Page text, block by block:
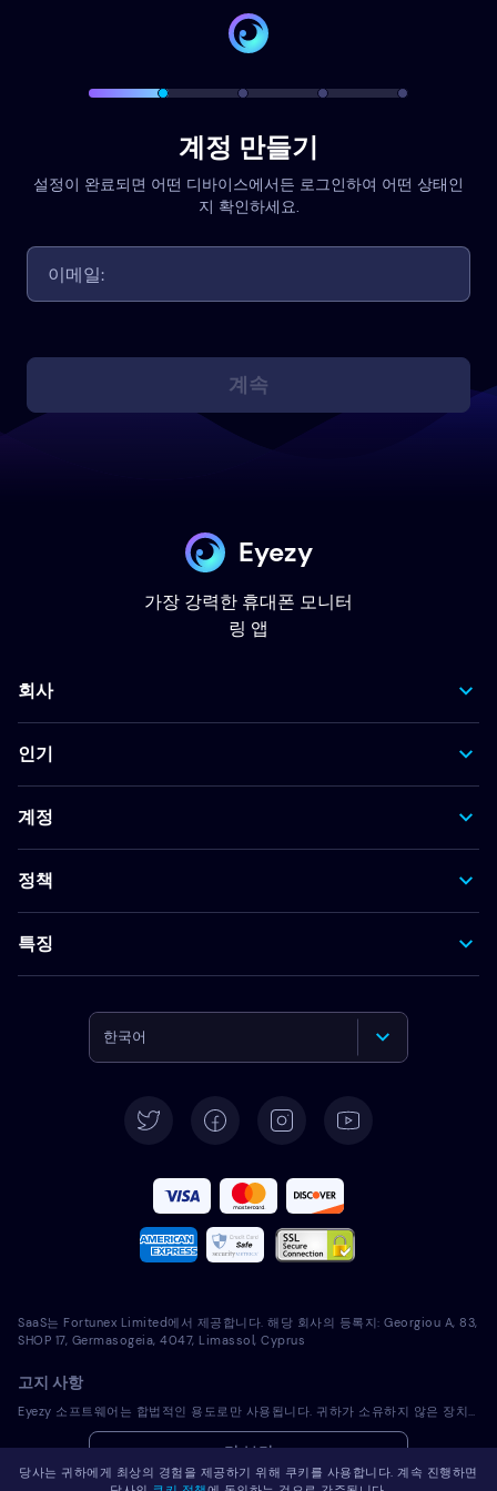
계정 만들기
설정이 완료되면 어떤 디바이스에서든 로그인하여 어떤 상태인
지 확인하세요.
계속
Eyezy
가장 강력한 휴대폰 모니터
링 앱
회사
인기
계정
정책
특징
한국어
Deutsch
Español
Français
Português
Polski
Română
SaaS는 Fortunex Limited에서 제공합니다. 해당 회사의 등록지: Georgiou A, 83,
SHOP 17, Germasogeia, 4047, Limassol, Cyprus
고지 사항
Eyezy 소프트웨어는 합법적인 용도로만 사용됩니다. 귀하가 소유하지 않은 장치에 라이선스 소프트웨어를 설치하는 것은 해당 법률 및 현지 관할 법률을 위반하는 것입니다. 법에 따라 일반적으로 라이선스 소프트웨어를 설치하려는 장치의 소유자에게 이를 통지해야 합니다. 이 요건을 위반하면 위반자에게 심각한 금전적 및 형사적 처벌이 부과될 수 있습니다. 귀하는 라이센스 소프트웨어를 설치 및 사용하기 전에 귀하의 관할권 내에서 라이센스 소프트웨어 사용의 적법성과 관련하여 자신의 법률 고문과 상의해야 합니다. 라이선스 소프트웨어를 해당 장치에 설치하는 것에 대한 책임은 전적으로 귀하에게 있으며, Eyezy는 이에 대해 책임을 지지 않음을 인지하고 있습니다.
더 보기
당사는 귀하에게 최상의 경험을 제공하기 위해 쿠키를 사용합니다. 계속 진행하면